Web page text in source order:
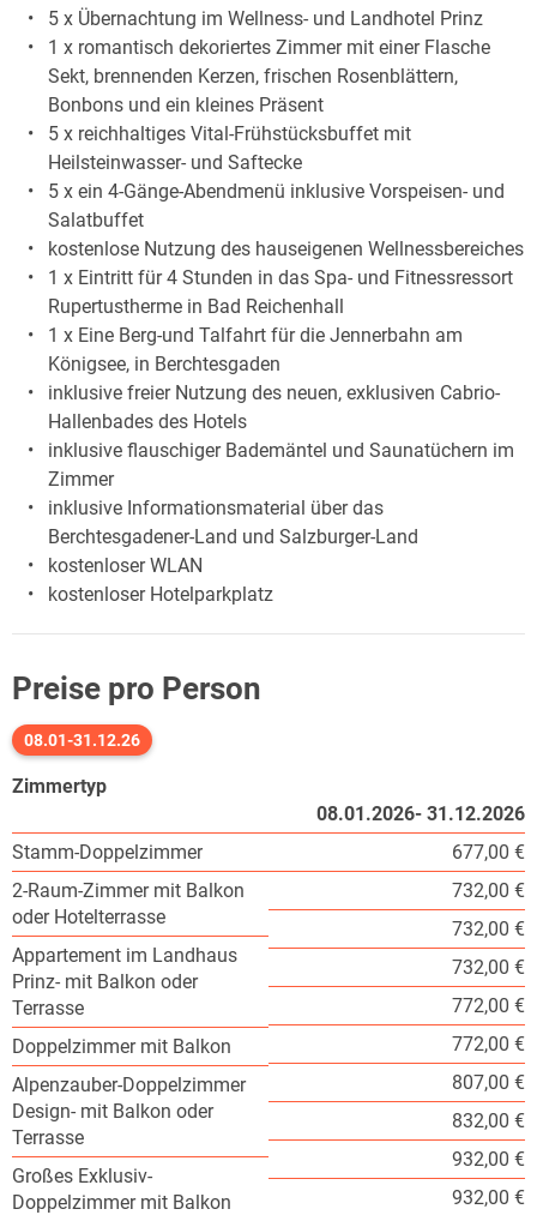
5 x Übernachtung im Wellness- und Landhotel Prinz
1 x romantisch dekoriertes Zimmer mit einer Flasche
Sekt, brennenden Kerzen, frischen Rosenblättern,
Bonbons und ein kleines Präsent
5 x reichhaltiges Vital-Frühstücksbuffet mit
Heilsteinwasser- und Saftecke
5 x ein 4-Gänge-Abendmenü inklusive Vorspeisen- und
Salatbuffet
kostenlose Nutzung des hauseigenen Wellnessbereiches
1 x Eintritt für 4 Stunden in das Spa- und Fitnessressort
Rupertustherme in Bad Reichenhall
1 x Eine Berg-und Talfahrt für die Jennerbahn am
Königsee, in Berchtesgaden
inklusive freier Nutzung des neuen, exklusiven Cabrio-
Hallenbades des Hotels
inklusive flauschiger Bademäntel und Saunatüchern im
Zimmer
inklusive Informationsmaterial über das
Berchtesgadener-Land und Salzburger-Land
kostenloser WLAN
kostenloser Hotelparkplatz
Preise pro Person
08.01-31.12.26
Zimmertyp
Stamm-Doppelzimmer
2-Raum-Zimmer mit Balkon
oder Hotelterrasse
Appartement im Landhaus
Prinz- mit Balkon oder
Terrasse
Doppelzimmer mit Balkon
Alpenzauber-Doppelzimmer
Design- mit Balkon oder
Terrasse
Großes Exklusiv-
Doppelzimmer mit Balkon
08.01.2026- 31.12.2026
677,00 €
732,00 €
732,00 €
732,00 €
772,00 €
772,00 €
807,00 €
832,00 €
932,00 €
932,00 €